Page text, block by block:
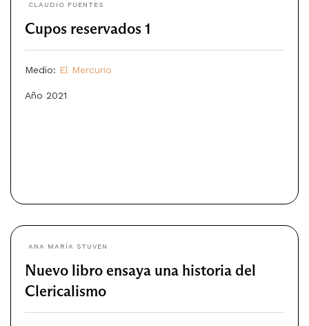
CLAUDIO FUENTES
Cupos reservados 1
Medio: El Mercurio
Año 2021
ANA MARÍA STUVEN
Nuevo libro ensaya una historia del
Clericalismo